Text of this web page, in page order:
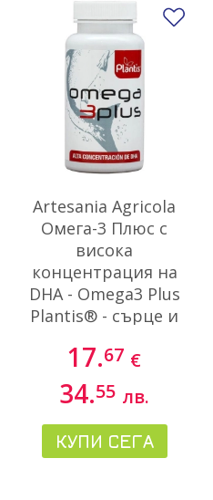
Добави в любими
Artesania Agricola
Омега-3 Плюс с
висока
концентрация на
DHA - Omega3 Plus
Plantis® - сърце и
софтгел капсули
17.67 €
34.55 лв.
КУПИ СЕГА